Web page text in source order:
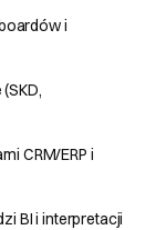
i
CRM/ERP i
BI i interpretacji